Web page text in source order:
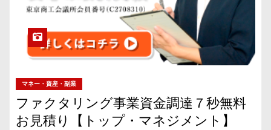
マネー・資産・副業
ファクタリング事業資金調達７秒無料
お見積り【トップ・マネジメント】